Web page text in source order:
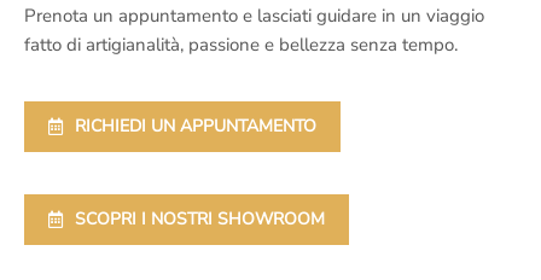
Prenota un appuntamento e lasciati guidare in un viaggio
fatto di artigianalità, passione e bellezza senza tempo.
RICHIEDI UN APPUNTAMENTO
SCOPRI I NOSTRI SHOWROOM